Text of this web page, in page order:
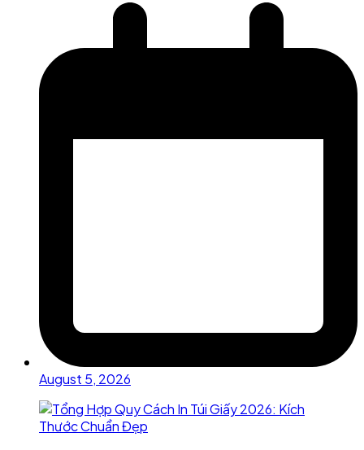
August 5, 2026